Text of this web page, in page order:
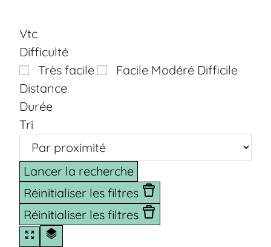
Vtc
Difficulté
Très facile
Facile Aucun Circuit
Modéré Aucun
Difficile
Distance
Durée
Tri
Lancer la recherche
Réinitialiser les filtres
Réinitialiser les filtres